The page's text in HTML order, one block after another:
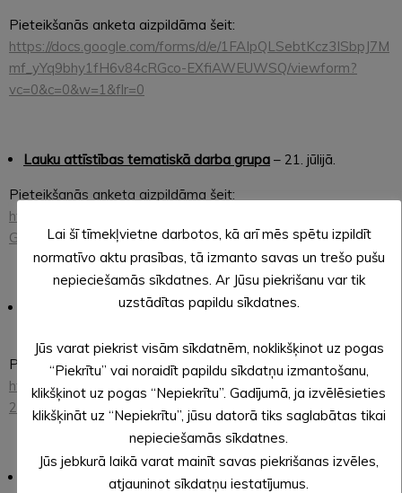
Pieteikšanās anketa aizpildāma šeit:
https://docs.google.com/forms/d/e/1FAIpQLSebtKcz3ISbpJ7M
mf_yYq9bhy1fH6v84cRGco-EXfiAWEUWSQ/viewform?
vc=0&c=0&w=1&flr=0
Lauku attīstības tematiskā darba grupa – 21. jūlijā.
Pieteikšanās anketa aizpildāma šeit:
https://docs.google.com/forms/d/1M3ynQTIAurq2IjXcrUgQGx
Gm8xh4ld21TDysu2pPXn4/edit
Kultūras un kultūrvēsturiskā mantojuma attīstības
Pieteikšanās anketa aizpildāma šeit:
https://docs.google.com/forms/d/e/1FAIpQLSclH8nSqed4JBA
2ftbFxvbdStUsyB4kEbk3HTzr0CPHwncXxg/viewform
Infrastruktūras un sabiedrisko pakalpojumu attīstības
Lai šī tīmekļvietne darbotos, kā arī mēs spētu izpildīt
normatīvo aktu prasības, tā izmanto savas un trešo pušu
nepieciešamās sīkdatnes. Ar Jūsu piekrišanu var tik
uzstādītas papildu sīkdatnes.
Jūs varat piekrist visām sīkdatnēm, noklikšķinot uz pogas
“Piekrītu” vai noraidīt papildu sīkdatņu izmantošanu,
klikšķinot uz pogas “Nepiekrītu”. Gadījumā, ja izvēlēsieties
klikšķināt uz “Nepiekrītu”, jūsu datorā tiks saglabātas tikai
nepieciešamās sīkdatnes.
Jūs jebkurā laikā varat mainīt savas piekrišanas izvēles,
atjauninot sīkdatņu iestatījumus.